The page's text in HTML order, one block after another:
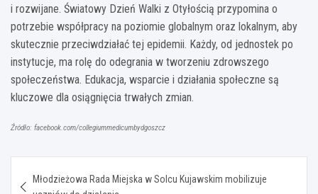
i rozwijane. Światowy Dzień Walki z Otyłością przypomina o
potrzebie współpracy na poziomie globalnym oraz lokalnym, aby
skutecznie przeciwdziałać tej epidemii. Każdy, od jednostek po
instytucje, ma rolę do odegrania w tworzeniu zdrowszego
społeczeństwa. Edukacja, wsparcie i działania społeczne są
kluczowe dla osiągnięcia trwałych zmian.
Źródło: facebook.com/collegiummedicumbydgoszcz
wpisu
Młodzieżowa Rada Miejska w Solcu Kujawskim mobilizuje